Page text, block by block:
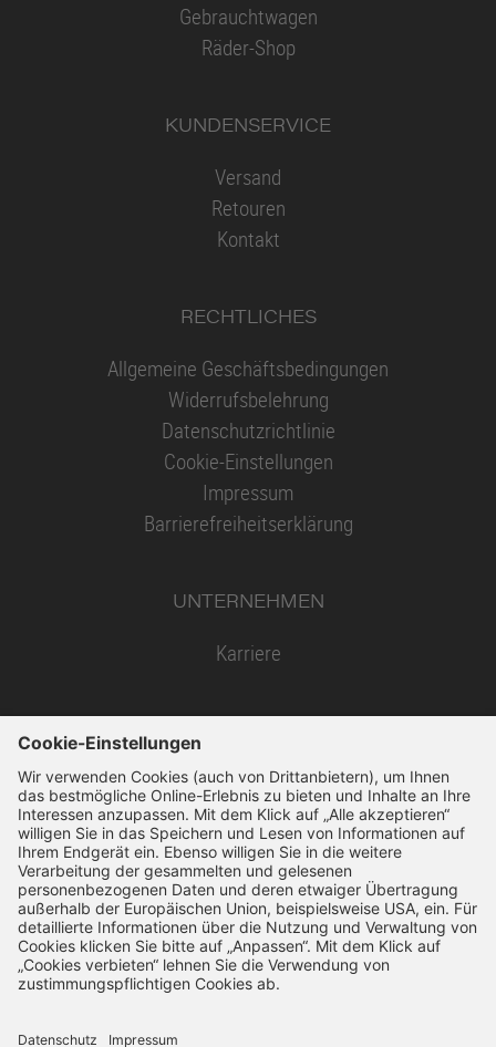
Gebrauchtwagen
Räder-Shop
KUNDENSERVICE
Versand
Retouren
Kontakt
RECHTLICHES
Allgemeine Geschäftsbedingungen
Widerrufsbelehrung
Datenschutzrichtlinie
Cookie-Einstellungen
Impressum
Barrierefreiheitserklärung
UNTERNEHMEN
Karriere
SSL-Verschlüsselung 14 Tage Widerruf
Schnelle Bearbeitung
VERTRAG WIDERRUFEN